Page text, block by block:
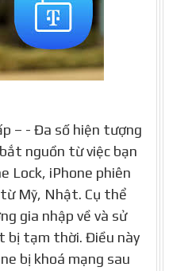
– - Đa số hiện tượng
nguồn từ việc bạn
Lock, iPhone phiên
Mỹ, Nhật. Cụ thể
gia nhập về và sử
bị tạm thời. Điều này
bị khoá mạng sau